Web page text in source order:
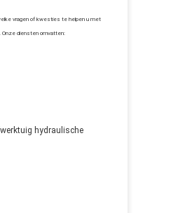
vragen of kwesties te helpen u met
Onze diensten omvatten:
hydraulische